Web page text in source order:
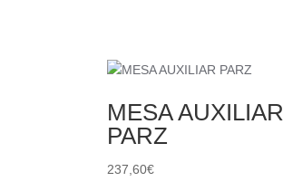
MESA AUXILIAR
PARZ
237,60€